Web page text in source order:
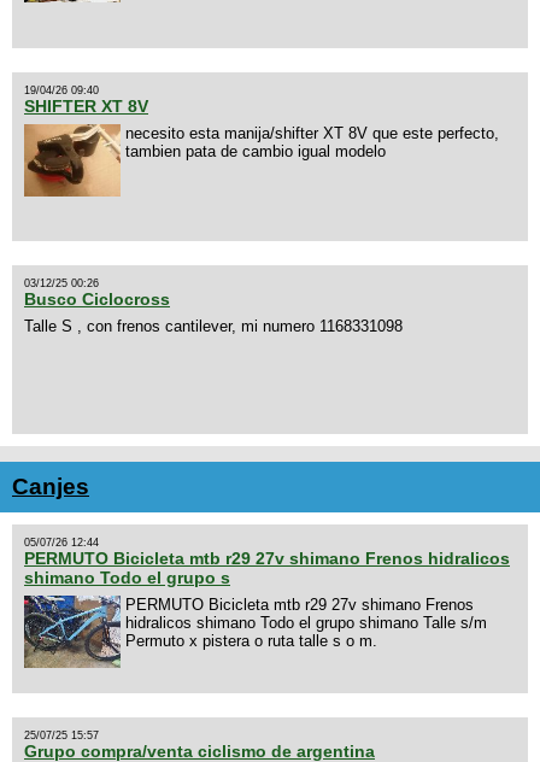
19/04/26 09:40
SHIFTER XT 8V
necesito esta manija/shifter XT 8V que este perfecto,
tambien pata de cambio igual modelo
03/12/25 00:26
Busco Ciclocross
Talle S , con frenos cantilever, mi numero 1168331098
Canjes
05/07/26 12:44
PERMUTO Bicicleta mtb r29 27v shimano Frenos hidralicos
shimano Todo el grupo s
PERMUTO Bicicleta mtb r29 27v shimano Frenos
hidralicos shimano Todo el grupo shimano Talle s/m
Permuto x pistera o ruta talle s o m.
25/07/25 15:57
Grupo compra/venta ciclismo de argentina